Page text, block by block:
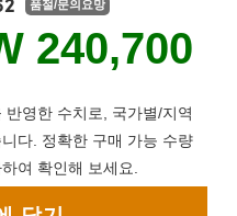
품절/문의요망
buttons to adjust the
240,700
영한 수치로, 국가별/지역
다. 정확한 구매 가능 수량
여 확인해 보세요.